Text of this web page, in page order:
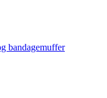
bandagemuffer